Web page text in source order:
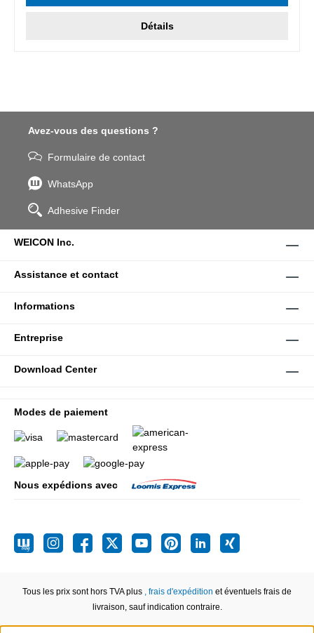
Détails
Avez-vous des questions ?
Formulaire de contact
WhatsApp
Adhesive Finder
WEICON Inc.
Assistance et contact
Informations
Entreprise
Download Center
Modes de paiement
Nous expédions avec
Tous les prix sont hors TVA plus , frais d'expédition et éventuels frais de
livraison, sauf indication contraire.